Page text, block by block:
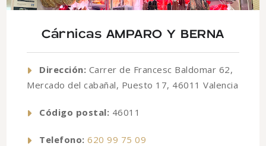
Cárnicas AMPARO Y BERNA
Dirección: Carrer de Francesc Baldomar 62,
Mercado del cabañal, Puesto 17, 46011 Valencia
Código postal: 46011
Telefono: 620 99 75 09